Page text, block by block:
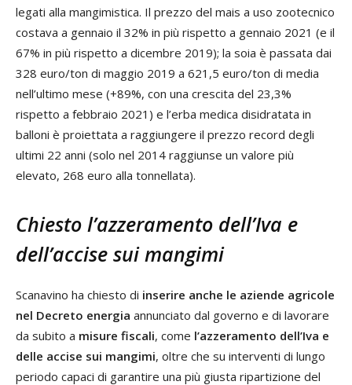
legati alla mangimistica. Il prezzo del mais a uso zootecnico
costava a gennaio il 32% in più rispetto a gennaio 2021 (e il
67% in più rispetto a dicembre 2019); la soia è passata dai
328 euro/ton di maggio 2019 a 621,5 euro/ton di media
nell’ultimo mese (+89%, con una crescita del 23,3%
rispetto a febbraio 2021) e l’erba medica disidratata in
balloni è proiettata a raggiungere il prezzo record degli
ultimi 22 anni (solo nel 2014 raggiunse un valore più
elevato, 268 euro alla tonnellata).
Chiesto l’azzeramento dell’Iva e
dell’accise sui mangimi
Scanavino ha chiesto di inserire anche le aziende agricole
nel Decreto energia annunciato dal governo e di lavorare
da subito a misure fiscali, come l’azzeramento dell’Iva e
delle accise sui mangimi, oltre che su interventi di lungo
periodo capaci di garantire una più giusta ripartizione del